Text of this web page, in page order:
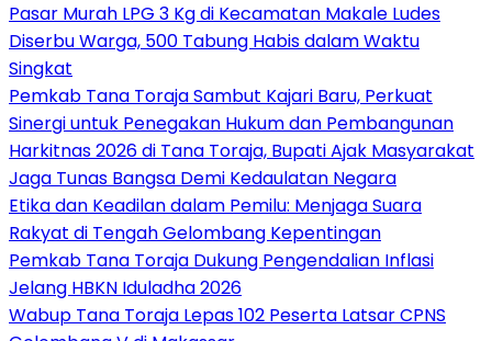
Pasar Murah LPG 3 Kg di Kecamatan Makale Ludes
Diserbu Warga, 500 Tabung Habis dalam Waktu
Singkat
Pemkab Tana Toraja Sambut Kajari Baru, Perkuat
Sinergi untuk Penegakan Hukum dan Pembangunan
Harkitnas 2026 di Tana Toraja, Bupati Ajak Masyarakat
Jaga Tunas Bangsa Demi Kedaulatan Negara
Etika dan Keadilan dalam Pemilu: Menjaga Suara
Rakyat di Tengah Gelombang Kepentingan
Pemkab Tana Toraja Dukung Pengendalian Inflasi
Jelang HBKN Iduladha 2026
Wabup Tana Toraja Lepas 102 Peserta Latsar CPNS